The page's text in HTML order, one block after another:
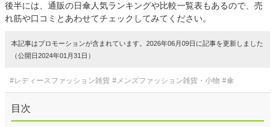
後半には、通販の日傘人気ランキングや比較一覧表もあるので、売
れ筋や口コミとあわせてチェックしてみてください。
本記事はプロモーションが含まれています。2026年06月09日に記事を更新しました
（公開日2024年01月31日）
#レディースファッション雑貨 #メンズファッション雑貨・小物 #傘
目次